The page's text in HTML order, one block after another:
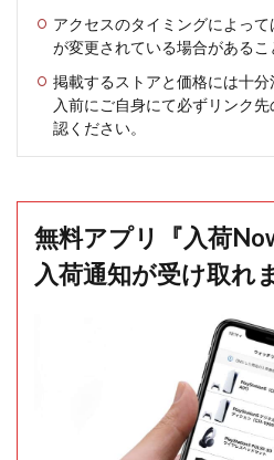
アクセスのタイミングによっ
が変更されている場合があるこ
掲載するストアと価格には十
入前にご自身にて必ずリンク
認ください。
無料アプリ『入荷
入荷通知が受け取れ